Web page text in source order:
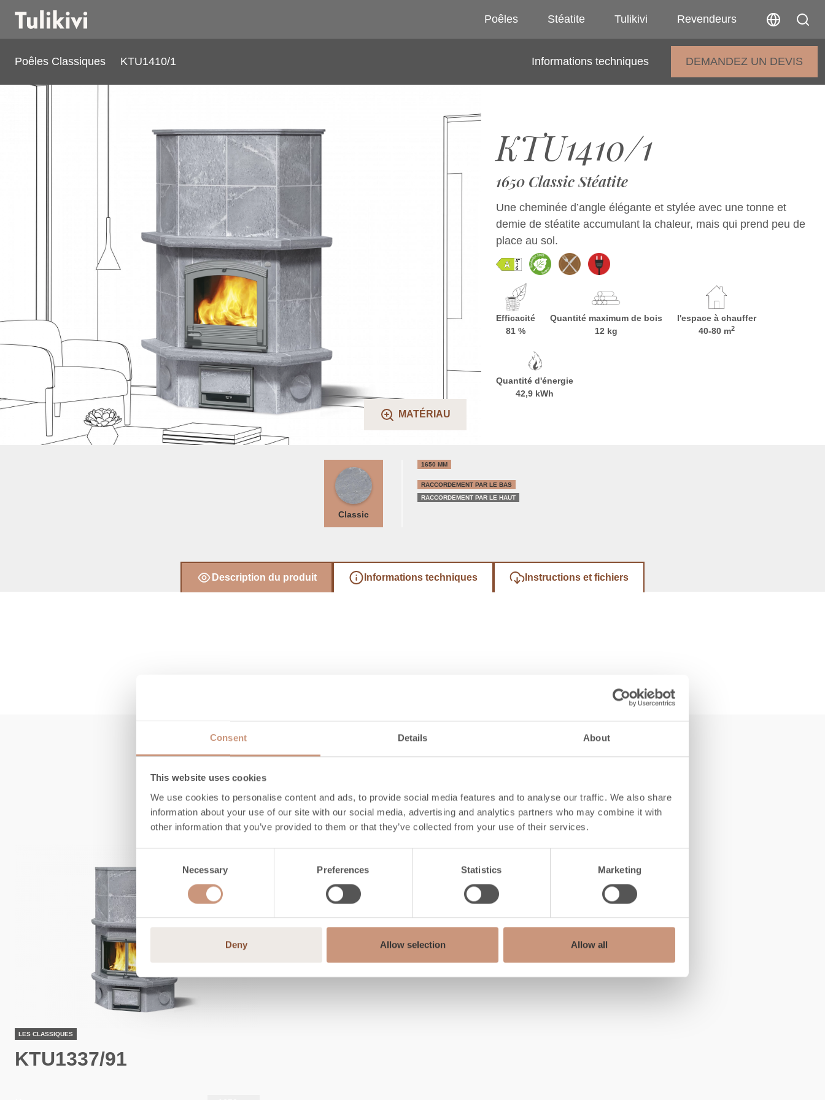
Consent Details About
This website uses cookies
We use cookies to personalise content and ads, to provide social media features and to analyse our traffic. We also share
information about your use of our site with our social media, advertising and analytics partners who may combine it with
other information that you’ve provided to them or that they’ve collected from your use of their services.
Selection
Necessary Preferences Statistics Marketing
Deny Allow selection Allow all
Poêles Stéatite Tulikivi Revendeurs
Poêles Classiques KTU1410/1 Informations techniques DEMANDEZ UN DEVIS
KTU1410/1
MATÉRIAU
KTU1410/1
1650 Classic Stéatite
Une cheminée d’angle élégante et stylée avec une tonne et
demie de stéatite accumulant la chaleur, mais qui prend peu de
place au sol.
Efficacité
81 %
Quantité maximum de bois
12 kg
l'espace à chauffer
40-80 m2
Quantité d'énergie
42,9 kWh
Classic
1650 MM
RACCORDEMENT PAR LE BAS
RACCORDEMENT PAR LE HAUT
Description du produit Informations techniques Instructions et fichiers
Découvrez aussi
LES CLASSIQUES
KTU1337/91